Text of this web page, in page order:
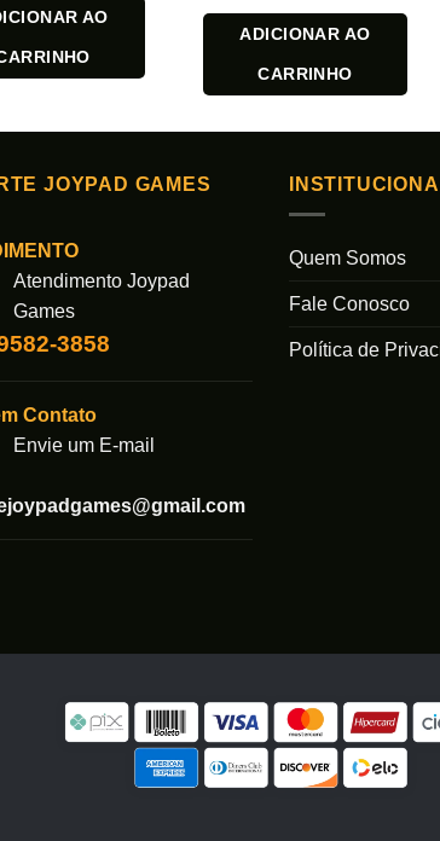
AO
ADICIONAR AO
CARRINHO
JOYPAD GAMES
Atendimento Joypad
Games
3858
Contato
Envie um E-mail
Quem Somos
Fale Conosco
Política de